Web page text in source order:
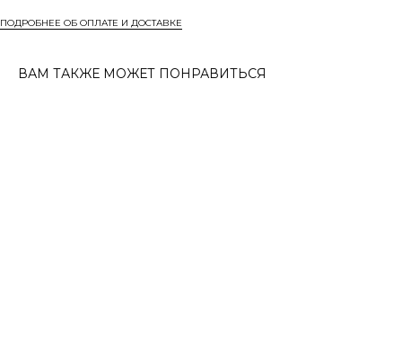
ПОДРОБНЕЕ ОБ ОПЛАТЕ И ДОСТАВКЕ
ВАМ ТАКЖЕ МОЖЕТ ПОНРАВИТЬСЯ